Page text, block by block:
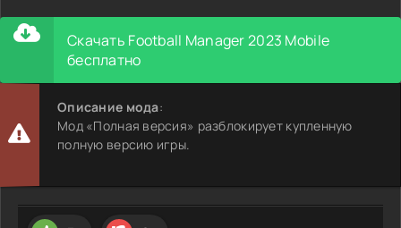
Скачать Football Manager 2023 Mobile
бесплатно
Описание мода:
Мод «Полная версия» разблокирует купленную
полную версию игры.